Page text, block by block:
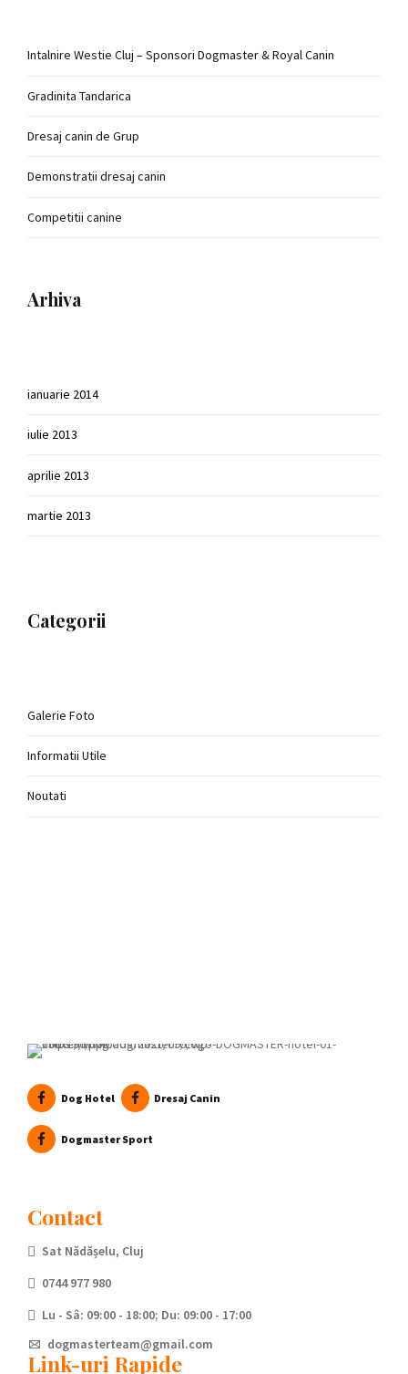
Intalnire Westie Cluj – Sponsori Dogmaster & Royal Canin
Gradinita Tandarica
Dresaj canin de Grup
Demonstratii dresaj canin
Competitii canine
Arhiva
ianuarie 2014
iulie 2013
aprilie 2013
martie 2013
Categorii
Galerie Foto
Informatii Utile
Noutati
Dog Hotel Dresaj Canin
Dogmaster Sport
Contact
Sat Nădășelu, Cluj
0744 977 980
Lu - Sâ: 09:00 - 18:00; Du: 09:00 - 17:00
dogmasterteam@gmail.com
Link-uri Rapide